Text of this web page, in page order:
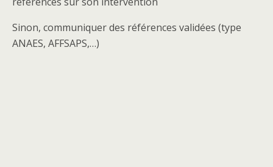
Sinon, communiquer des références validées (type
ANAES, AFFSAPS,…)